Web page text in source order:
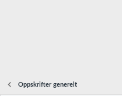
Oppskrifter generelt